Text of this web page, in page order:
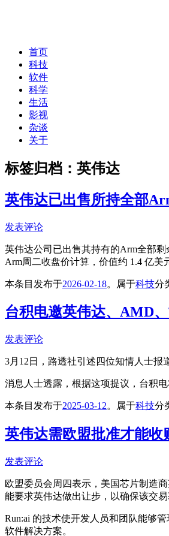
首页
科技
软件
科学
生活
影视
杂谈
关于
标签归档： 英伟达
英伟达已出售所持全部
发表评论
英伟达公司已出售其持有的Arm全部
Arm周二收盘价计算，价值约 1.4 亿美
本条目发布于2026-02-18。属于科技分
台积电邀英伟达、AMD
发表评论
3月12日，路透社引述四位知情人士报
消息人士透露，根据这项提议，台积
本条目发布于2025-03-12。属于科技分
英伟达需欧盟批准才能
发表评论
欧盟委员会周四表示，美国芯片制造
能要求英伟达做出让步，以确保该交
Run:ai 的技术使开发人员和团队能够
软件解决方案。